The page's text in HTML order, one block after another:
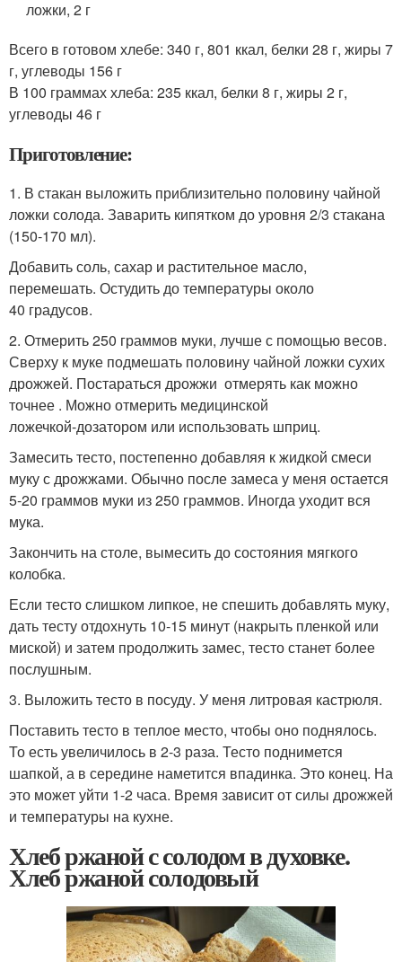
ложки, 2 г
Всего в готовом хлебе: 340 г, 801 ккал, белки 28 г, жиры 7
г, углеводы 156 г
В 100 граммах хлеба: 235 ккал, белки 8 г, жиры 2 г,
углеводы 46 г
Приготовление:
1. В стакан выложить приблизительно половину чайной
ложки солода. Заварить кипятком до уровня 2/3 стакана
(150‑170 мл).
Добавить соль, сахар и растительное масло,
перемешать. Остудить до температуры около
40 градусов.
2. Отмерить 250 граммов муки, лучше с помощью весов.
Сверху к муке подмешать половину чайной ложки сухих
дрожжей. Постараться дрожжи отмерять как можно
точнее . Можно отмерить медицинской
ложечкой‑дозатором или использовать шприц.
Замесить тесто, постепенно добавляя к жидкой смеси
муку с дрожжами. Обычно после замеса у меня остается
5‑20 граммов муки из 250 граммов. Иногда уходит вся
мука.
Закончить на столе, вымесить до состояния мягкого
колобка.
Если тесто слишком липкое, не спешить добавлять муку,
дать тесту отдохнуть 10‑15 минут (накрыть пленкой или
миской) и затем продолжить замес, тесто станет более
послушным.
3. Выложить тесто в посуду. У меня литровая кастрюля.
Поставить тесто в теплое место, чтобы оно поднялось.
То есть увеличилось в 2-3 раза. Тесто поднимется
шапкой, а в середине наметится впадинка. Это конец. На
это может уйти 1-2 часа. Время зависит от силы дрожжей
и температуры на кухне.
Хлеб ржаной с солодом в духовке.
Хлеб ржаной солодовый